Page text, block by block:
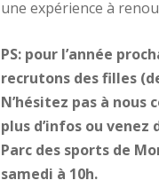
une expérience à
PS: pour l’année
recrutons des filles
N’hésitez pas à nous
plus d’infos ou
Parc des sports de
samedi à 10h.